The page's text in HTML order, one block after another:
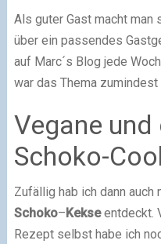
Als guter Gast macht man
über ein passendes
auf Marc´s Blog jede
war das Thema zumindest
Vegane
Schoko-
Zufällig hab ich dann auch
Schoko–Kekseentdeckt.
Rezept selbst habe ich